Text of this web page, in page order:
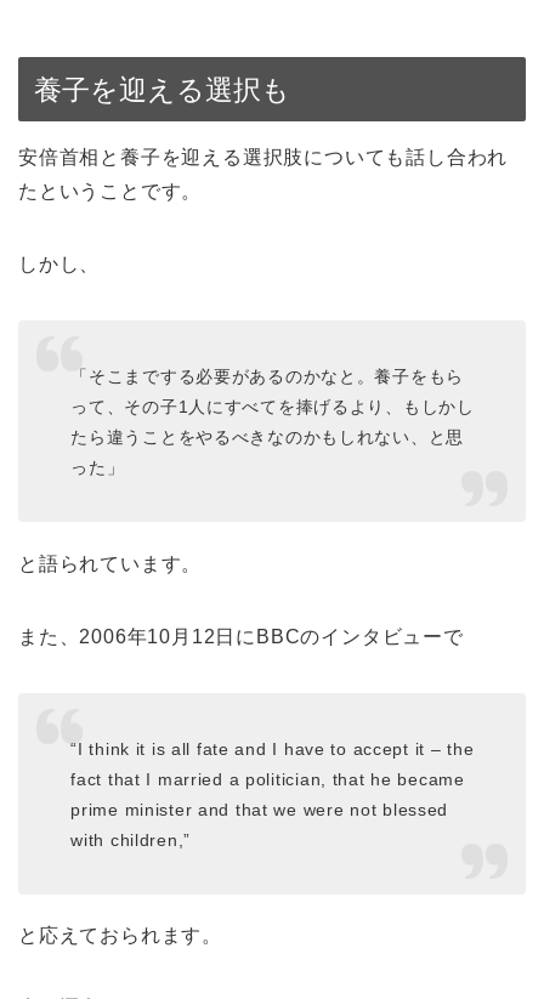
養子を迎える選択も
安倍首相と養子を迎える選択肢についても話し合われ
たということです。
しかし、
「そこまでする必要があるのかなと。養子をもら
って、その子1人にすべてを捧げるより、もしかし
たら違うことをやるべきなのかもしれない、と思
った」
と語られています。
また、2006年10月12日にBBCのインタビューで
“I think it is all fate and I have to accept it – the
fact that I married a politician, that he became
prime minister and that we were not blessed
with children,”
と応えておられます。